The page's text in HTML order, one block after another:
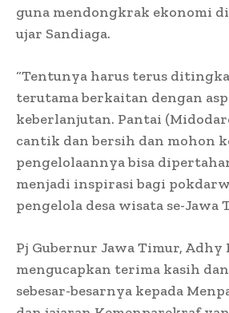
guna mendongkrak ekonomi di
ujar Sandiaga.
“Tentunya harus terus
terutama berkaitan dengan
keberlanjutan. Pantai
cantik dan bersih dan mohon
pengelolaannya bisa
menjadi inspirasi bagi
pengelola desa wisata se-Jawa
Pj Gubernur Jawa Timur, Adhy
mengucapkan terima kasih
sebesar-besarnya kepada